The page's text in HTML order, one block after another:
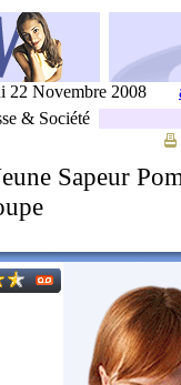
22 Novembre 2008
& Société
Sapeur